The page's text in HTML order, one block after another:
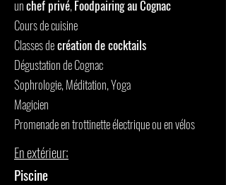
unchef privé,Foodpairing au Cognac
Cours de cuisine
Classes decréation de cocktails
Dégustation de Cognac
Sophrologie, Méditation, Yoga
Magicien
Promenade en trottinette électrique ou en vélos
En extérieur;
Piscine